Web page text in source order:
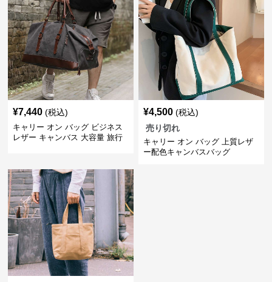
¥7,440 (税込)
キャリー オン バッグ ビジネス
レザー キャンバス 大容量 旅行
¥4,500 (税込)
売り切れ
キャリー オン バッグ 上質レザ
ー配色キャンバスバッグ